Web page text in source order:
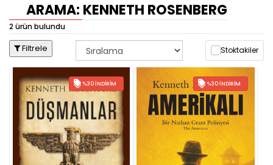
ARAMA: KENNETH ROSENBERG
2 ürün bulundu
Filtrele Stoktakiler
%30 İNDIRIM %30 İNDIRIM